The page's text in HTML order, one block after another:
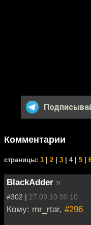
Комментарии
cтраницы: 1 2 3 | 4 | 5
BlackAdder »
#302 | 27.09.10 00:10
Кому: mr_rtar, #296